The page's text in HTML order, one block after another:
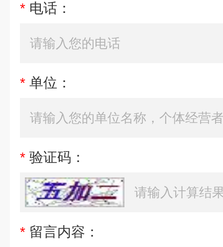
* 电话：
* 单位：
* 验证码：
* 留言内容：